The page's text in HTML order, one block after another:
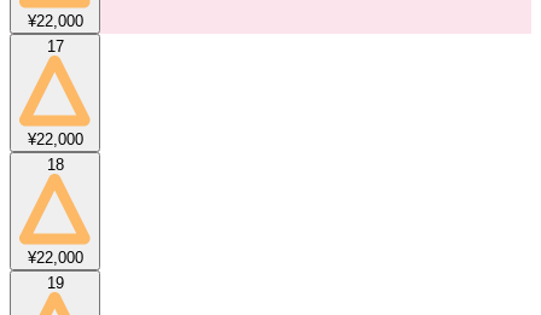
¥22,000
17
¥22,000
18
¥22,000
19